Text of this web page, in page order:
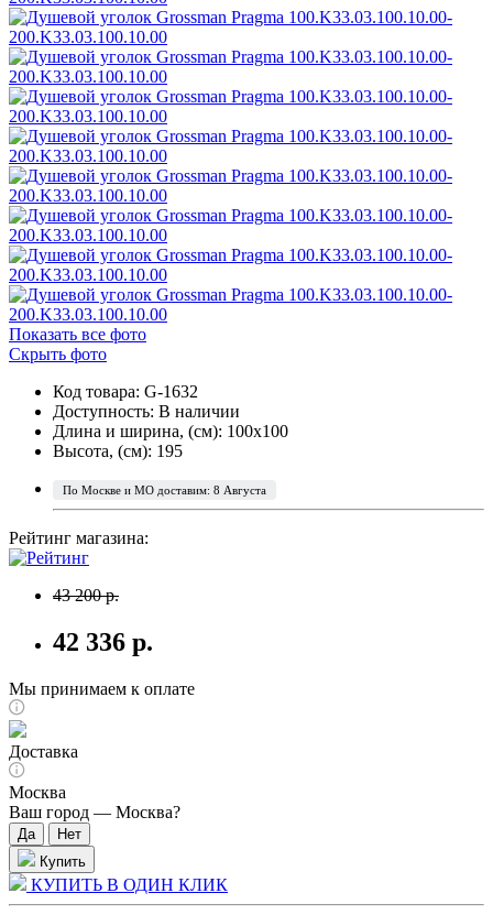
Показать все фото
Скрыть фото
Код товара: G-1632
Доступность: В наличии
Длина и ширина, (см): 100x100
Высота, (см): 195
По Москве и МО доставим: 8 Августа
Рейтинг магазина:
43 200 р.
42 336 р.
Мы принимаем к оплате
Доставка
Москва
Ваш город — Москва?
Купить
КУПИТЬ В ОДИН КЛИК